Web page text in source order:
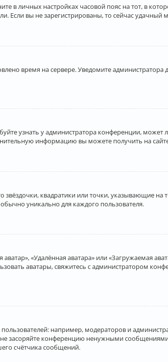
в личных настройках часовой пояс на тот, в
Если вы не зарегистрированы, то сейчас удачный
время на сервере. Уведомите администратора
узнать у администратора конференции, может
информацию вы можете получить на
квадратики или точки, указывающие на
уникально для каждого пользователя.
«Удалённая аватара» или «Загружаемая
аватары, свяжитесь с администратором
например, модераторов и
засоряйте конференцию ненужными сообщениями
счётчика сообщений.